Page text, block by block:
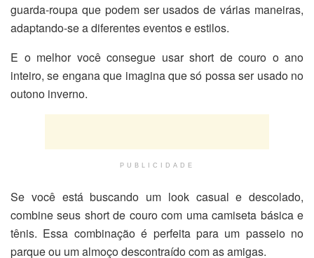
guarda-roupa que podem ser usados de várias maneiras,
adaptando-se a diferentes eventos e estilos.
E o melhor você consegue usar short de couro o ano
inteiro, se engana que imagina que só possa ser usado no
outono inverno.
PUBLICIDADE
Se você está buscando um look casual e descolado,
combine seus short de couro com uma camiseta básica e
tênis. Essa combinação é perfeita para um passeio no
parque ou um almoço descontraído com as amigas.